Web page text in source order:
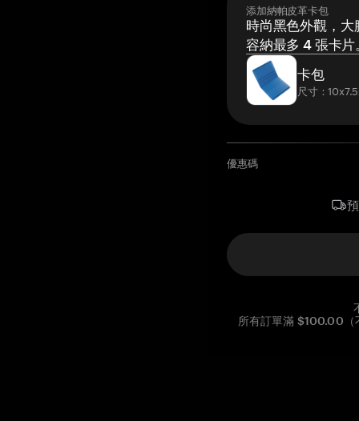
添加納帕皮革卡包
時尚黑色外觀，大
容納最多 4 張卡片
卡包
尺寸：
優惠碼
所有訂單滿 $100.00（